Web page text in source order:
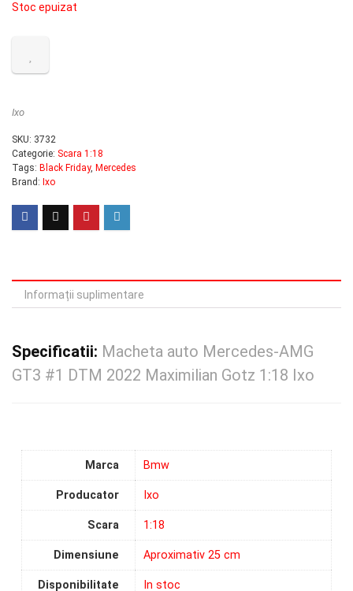
Stoc epuizat
Ixo
SKU: 3732
Categorie: Scara 1:18
Tags: Black Friday, Mercedes
Brand: Ixo
Informații suplimentare
Specificatii: Macheta auto Mercedes-AMG
GT3 #1 DTM 2022 Maximilian Gotz 1:18 Ixo
Marca Bmw
Producator Ixo
Scara 1:18
Dimensiune Aproximativ 25 cm
Disponibilitate In stoc